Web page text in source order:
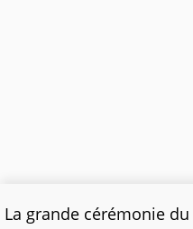
La grande cérémonie du